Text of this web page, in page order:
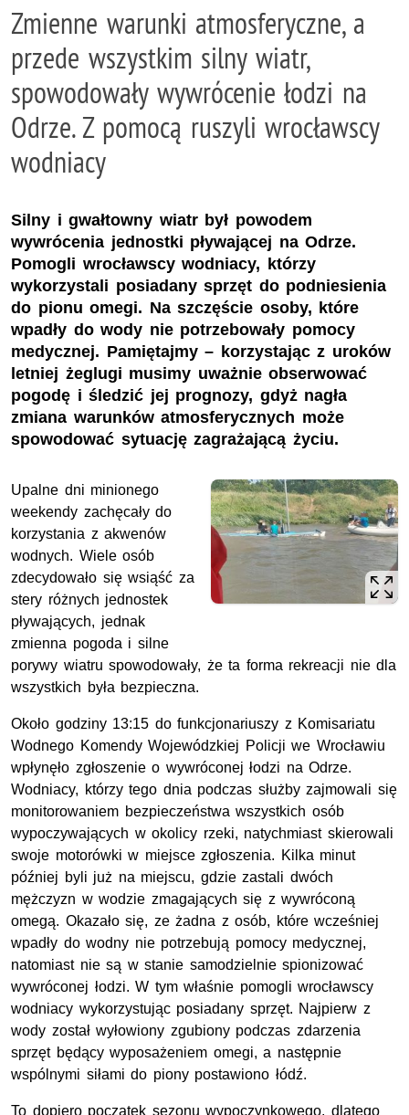
Zmienne warunki atmosferyczne, a
przede wszystkim silny wiatr,
spowodowały wywrócenie łodzi na
Odrze. Z pomocą ruszyli wrocławscy
wodniacy
Silny i gwałtowny wiatr był powodem
wywrócenia jednostki pływającej na Odrze.
Pomogli wrocławscy wodniacy, którzy
wykorzystali posiadany sprzęt do podniesienia
do pionu omegi. Na szczęście osoby, które
wpadły do wody nie potrzebowały pomocy
medycznej. Pamiętajmy – korzystając z uroków
letniej żeglugi musimy uważnie obserwować
pogodę i śledzić jej prognozy, gdyż nagła
zmiana warunków atmosferycznych może
spowodować sytuację zagrażającą życiu.
Upalne dni minionego
weekendy zachęcały do
korzystania z akwenów
wodnych. Wiele osób
zdecydowało się wsiąść za
stery różnych jednostek
pływających, jednak
zmienna pogoda i silne
porywy wiatru spowodowały, że ta forma rekreacji nie dla
wszystkich była bezpieczna.
Około godziny 13:15 do funkcjonariuszy z Komisariatu
Wodnego Komendy Wojewódzkiej Policji we Wrocławiu
wpłynęło zgłoszenie o wywróconej łodzi na Odrze.
Wodniacy, którzy tego dnia podczas służby zajmowali się
monitorowaniem bezpieczeństwa wszystkich osób
wypoczywających w okolicy rzeki, natychmiast skierowali
swoje motorówki w miejsce zgłoszenia. Kilka minut
później byli już na miejscu, gdzie zastali dwóch
mężczyzn w wodzie zmagających się z wywróconą
omegą. Okazało się, ze żadna z osób, które wcześniej
wpadły do wodny nie potrzebują pomocy medycznej,
natomiast nie są w stanie samodzielnie spionizować
wywróconej łodzi. W tym właśnie pomogli wrocławscy
wodniacy wykorzystując posiadany sprzęt. Najpierw z
wody został wyłowiony zgubiony podczas zdarzenia
sprzęt będący wyposażeniem omegi, a następnie
wspólnymi siłami do piony postawiono łódź.
To dopiero początek sezonu wypoczynkowego, dlatego